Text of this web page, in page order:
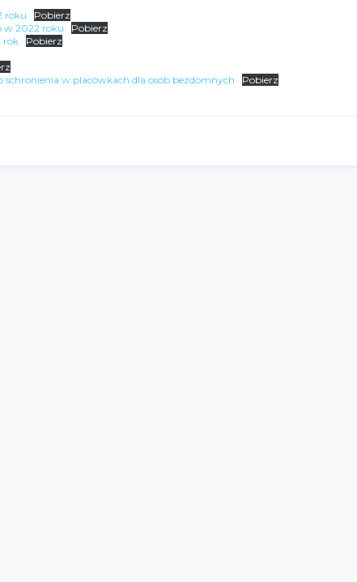
roku
Pobierz
w 2022 roku
Pobierz
rok
Pobierz
w placówkach dla osób bezdomnych
Pobierz